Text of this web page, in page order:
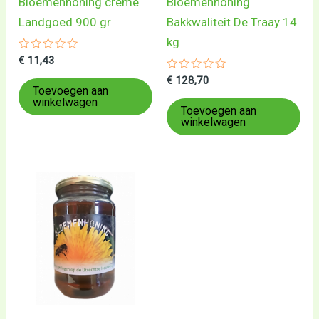
Landgoed 900 gr
Gewaardeerd
uit
5
€ 11,43
Toevoegen aan
winkelwagen
Bakkwaliteit De Traay 14
kg
Gewaardeerd
uit
5
€ 128,70
Toevoegen aan
winkelwagen